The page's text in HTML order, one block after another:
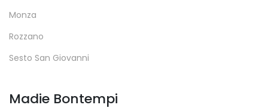
Monza
Rozzano
Sesto San Giovanni
Madie Bontempi